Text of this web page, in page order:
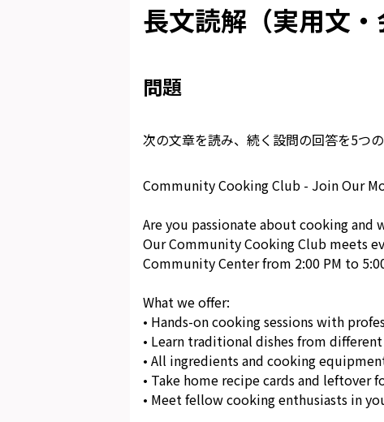
長文読解（実用文
問題
次の文章を読み、続く設問の回答を5つ
Community Cooking Club - Join Our
Are you passionate about cooking
Our Community Cooking Club meets
Community Center from 2:00 PM to
What we offer:
• Hands-on cooking sessions with
• Learn traditional dishes from
• All ingredients and cooking
• Take home recipe cards and leftover
• Meet fellow cooking enthusiasts in